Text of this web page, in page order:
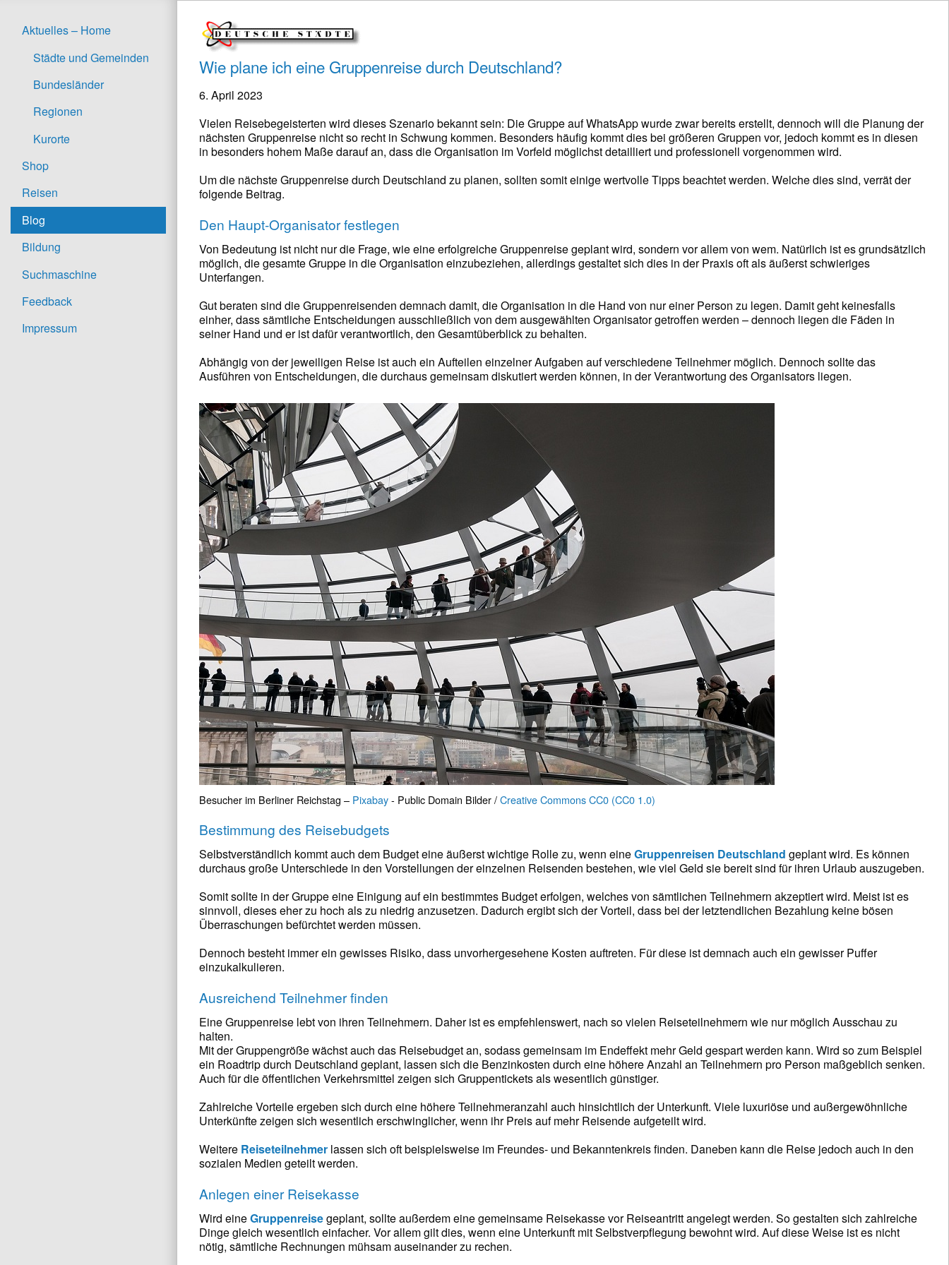
Aktuelles – Home
Städte und Gemeinden
Bundesländer
Regionen
Kurorte
Shop
Reisen
Blog
Bildung
Suchmaschine
Feedback
Impressum
Wie plane ich eine Gruppenreise durch Deutschland?
6. April 2023
Vielen Reisebegeisterten wird dieses Szenario bekannt sein: Die Gruppe auf WhatsApp wurde zwar bereits erstellt, dennoch will die Planung der
nächsten Gruppenreise nicht so recht in Schwung kommen. Besonders häufig kommt dies bei größeren Gruppen vor, jedoch kommt es in diesen
in besonders hohem Maße darauf an, dass die Organisation im Vorfeld möglichst detailliert und professionell vorgenommen wird.
Um die nächste Gruppenreise durch Deutschland zu planen, sollten somit einige wertvolle Tipps beachtet werden. Welche dies sind, verrät der
folgende Beitrag.
Den Haupt-Organisator festlegen
Von Bedeutung ist nicht nur die Frage, wie eine erfolgreiche Gruppenreise geplant wird, sondern vor allem von wem. Natürlich ist es grundsätzlich
möglich, die gesamte Gruppe in die Organisation einzubeziehen, allerdings gestaltet sich dies in der Praxis oft als äußerst schwieriges
Unterfangen.
Gut beraten sind die Gruppenreisenden demnach damit, die Organisation in die Hand von nur einer Person zu legen. Damit geht keinesfalls
einher, dass sämtliche Entscheidungen ausschließlich von dem ausgewählten Organisator getroffen werden – dennoch liegen die Fäden in
seiner Hand und er ist dafür verantwortlich, den Gesamtüberblick zu behalten.
Abhängig von der jeweiligen Reise ist auch ein Aufteilen einzelner Aufgaben auf verschiedene Teilnehmer möglich. Dennoch sollte das
Ausführen von Entscheidungen, die durchaus gemeinsam diskutiert werden können, in der Verantwortung des Organisators liegen.
Besucher im Berliner Reichstag – Pixabay- Public Domain Bilder /Creative Commons CC0 (CC0 1.0)
Bestimmung des Reisebudgets
Selbstverständlich kommt auch dem Budget eine äußerst wichtige Rolle zu, wenn eineGruppenreisen Deutschland geplant wird. Es können
durchaus große Unterschiede in den Vorstellungen der einzelnen Reisenden bestehen, wie viel Geld sie bereit sind für ihren Urlaub auszugeben.
Somit sollte in der Gruppe eine Einigung auf ein bestimmtes Budget erfolgen, welches von sämtlichen Teilnehmern akzeptiert wird. Meist ist es
sinnvoll, dieses eher zu hoch als zu niedrig anzusetzen. Dadurch ergibt sich der Vorteil, dass bei der letztendlichen Bezahlung keine bösen
Überraschungen befürchtet werden müssen.
Dennoch besteht immer ein gewisses Risiko, dass unvorhergesehene Kosten auftreten. Für diese ist demnach auch ein gewisser Puffer
einzukalkulieren.
Ausreichend Teilnehmer finden
Eine Gruppenreise lebt von ihren Teilnehmern. Daher ist es empfehlenswert, nach so vielen Reiseteilnehmern wie nur möglich Ausschau zu
halten.
Mit der Gruppengröße wächst auch das Reisebudget an, sodass gemeinsam im Endeffekt mehr Geld gespart werden kann. Wird so zum Beispiel
ein Roadtrip durch Deutschland geplant, lassen sich die Benzinkosten durch eine höhere Anzahl an Teilnehmern pro Person maßgeblich senken.
Auch für die öffentlichen Verkehrsmittel zeigen sich Gruppentickets als wesentlich günstiger.
Zahlreiche Vorteile ergeben sich durch eine höhere Teilnehmeranzahl auch hinsichtlich der Unterkunft. Viele luxuriöse und außergewöhnliche
Unterkünfte zeigen sich wesentlich erschwinglicher, wenn ihr Preis auf mehr Reisende aufgeteilt wird.
Weitere Reiseteilnehmer lassen sich oft beispielsweise im Freundes- und Bekanntenkreis finden. Daneben kann die Reise jedoch auch in den
sozialen Medien geteilt werden.
Anlegen einer Reisekasse
Wird eineGruppenreisegeplant, sollte außerdem eine gemeinsame Reisekasse vor Reiseantritt angelegt werden. So gestalten sich zahlreiche
Dinge gleich wesentlich einfacher. Vor allem gilt dies, wenn eine Unterkunft mit Selbstverpflegung bewohnt wird. Auf diese Weise ist es nicht
nötig, sämtliche Rechnungen mühsam auseinander zu rechen.